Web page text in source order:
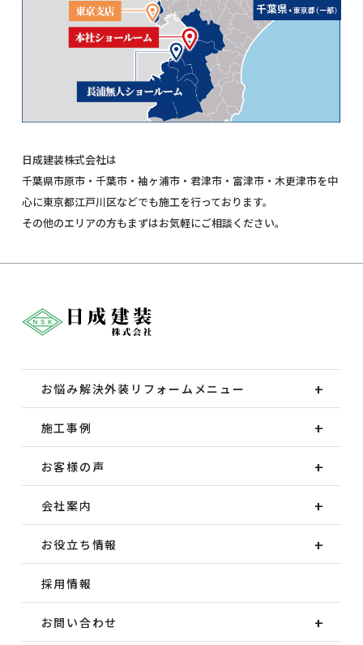
日成建装株式会社は
千葉県市原市・千葉市・袖ヶ浦市・君津市・富津市・木更津市を中
心に東京都江戸川区などでも施工を行っております。
その他のエリアの方もまずはお気軽にご相談ください。
お悩み解決外装 リフォームメニュー
施工事例
お客様の声
会社案内
お役立ち情報
採用情報
お問い合わせ